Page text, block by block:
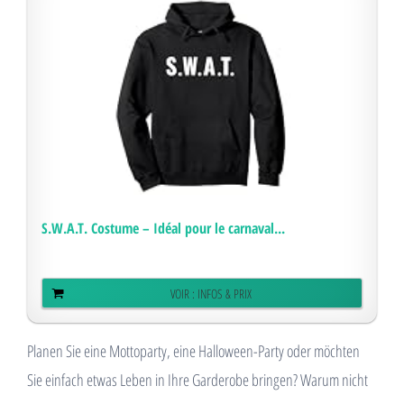
S.W.A.T. Costume – Idéal pour le carnaval...
VOIR : INFOS & PRIX
Planen Sie eine Mottoparty, eine Halloween-Party oder möchten
Sie einfach etwas Leben in Ihre Garderobe bringen? Warum nicht